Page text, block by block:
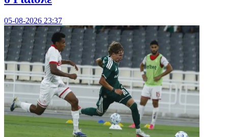
05-08-2026 23:37